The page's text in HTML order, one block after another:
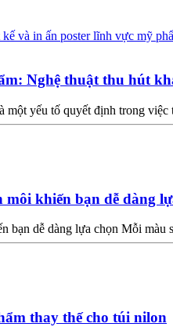
Nghệ thuật thu hút
yếu tố quyết định trong
môi khiến bạn dễ dàng
bạn dễ dàng lựa chọn Mỗi màu
thay thế cho túi nilon